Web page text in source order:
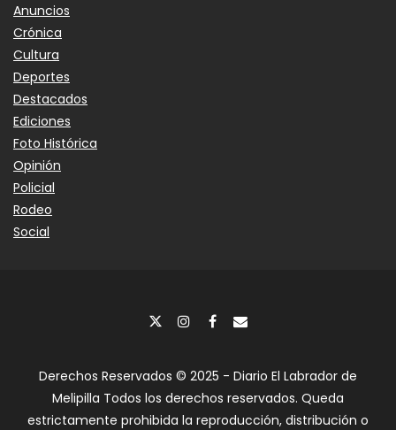
Anuncios
Crónica
Cultura
Deportes
Destacados
Ediciones
Foto Histórica
Opinión
Policial
Rodeo
Social
Derechos Reservados © 2025 - Diario El Labrador de
Melipilla Todos los derechos reservados. Queda
estrictamente prohibida la reproducción, distribución o